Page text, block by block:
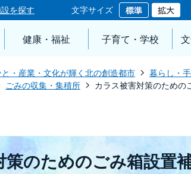
を探す 文字サイズ
健康・福祉 子育て・学校
と・産業・文化が輝く北の創造都市 暮らし・
ごみの収集・集積所
カラス被害対策のための
策のためのごみ箱設置